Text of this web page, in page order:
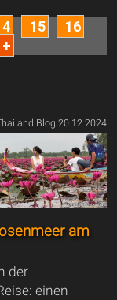
15
16
Blog 20.12.2024
am
der
einen